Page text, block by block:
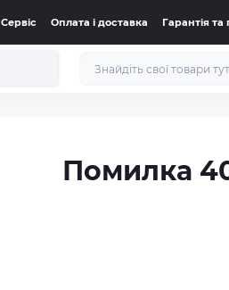
Сервіс Оплата і доставка Гарантія та
Помилка